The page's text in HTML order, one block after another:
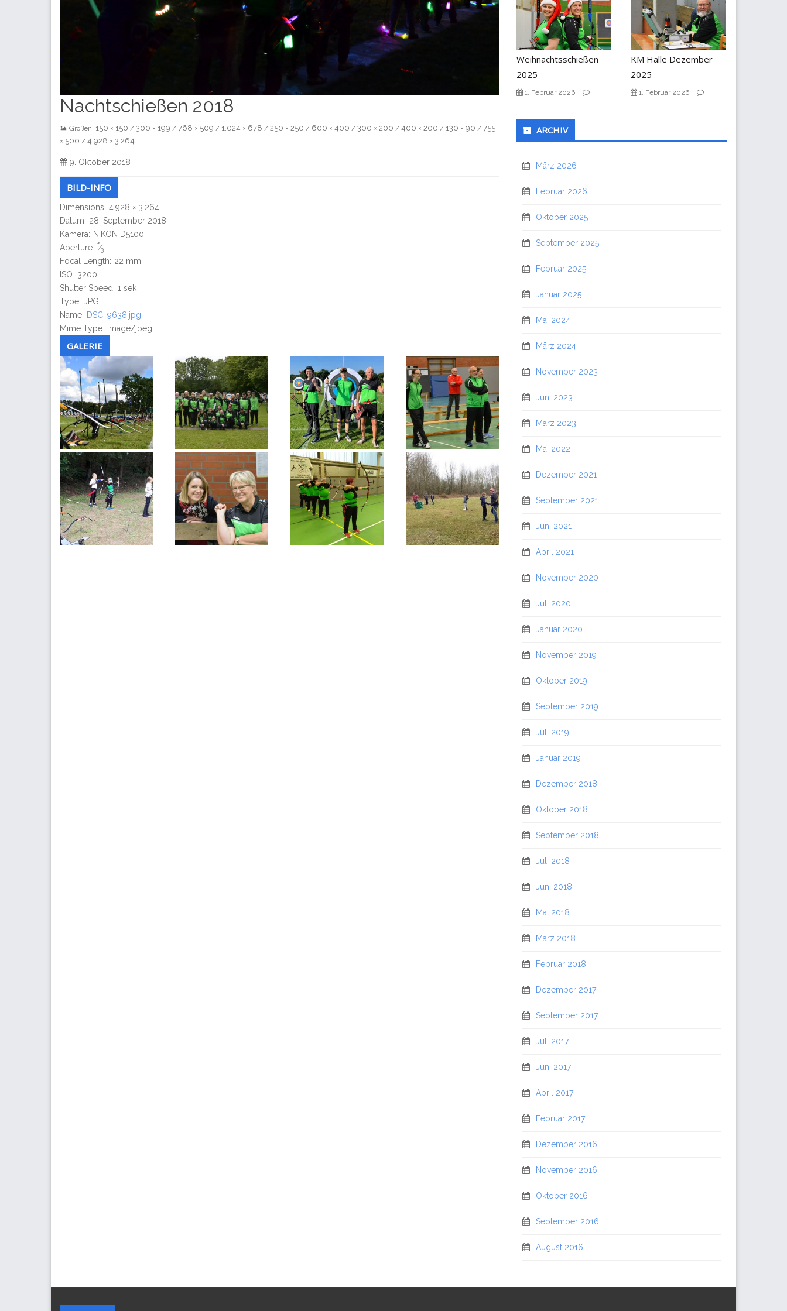
Nachtschießen 2018
Größen: 150 × 150 / 300 × 199 / 768 × 509 / 1.024 × 678 / 250 × 250 / 600 × 400 / 300 × 200 / 400 × 200 / 130 × 90 / 755
× 500 / 4.928 × 3.264
9. Oktober 2018
BILD-INFO
Dimensions: 4.928 × 3.264
Datum: 28. September 2018
Kamera: NIKON D5100
Aperture: f⁄3
Focal Length: 22 mm
ISO: 3200
Shutter Speed: 1 sek
Type:
JPG
Name: DSC_9638.jpg
Mime Type: image/jpeg
GALERIE
Weihnachtsschießen
2025
1. Februar 2026
KM Halle Dezember
2025
1. Februar 2026
ARCHIV
März 2026
Februar 2026
Oktober 2025
September 2025
Februar 2025
Januar 2025
Mai 2024
März 2024
November 2023
Juni 2023
März 2023
Mai 2022
Dezember 2021
September 2021
Juni 2021
April 2021
November 2020
Juli 2020
Januar 2020
November 2019
Oktober 2019
September 2019
Juli 2019
Januar 2019
Dezember 2018
Oktober 2018
September 2018
Juli 2018
Juni 2018
Mai 2018
März 2018
Februar 2018
Dezember 2017
September 2017
Juli 2017
Juni 2017
April 2017
Februar 2017
Dezember 2016
November 2016
Oktober 2016
September 2016
August 2016